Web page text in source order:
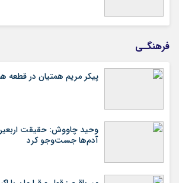
فرهنگـی
پیکر مریم همتیان در قطعه
وحید چاووش: حقیقت اربعین
آدم‌ها جست‌وجو کرد